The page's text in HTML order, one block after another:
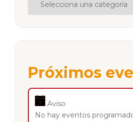
Próximos
Aviso
No hay eventos